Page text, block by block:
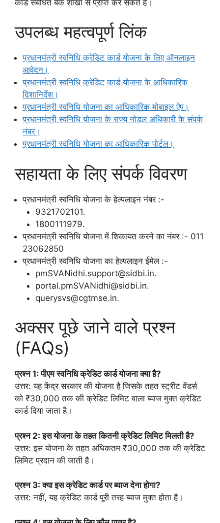
कार्ड संबंधित बैंक शाखा से प्राप्त कर सकते हैं।
उपलब्ध महत्वपूर्ण लिंक
प्रधानमंत्री स्वनिधि क्रेडिट कार्ड योजना के लिए ऑनलाइन
आवेदन।
प्रधानमंत्री स्वनिधि क्रेडिट कार्ड योजना के आधिकारिक
दिशानिर्देश।
प्रधानमंत्री स्वनिधि योजना का आधिकारिक मोबाइल ऐप।
प्रधानमंत्री स्वनिधि योजना के राज्य नोडल अधिकारी के संपर्क
नंबर।
प्रधानमंत्री स्वनिधि योजना का आधिकारिक पोर्टल।
सहायता के लिए संपर्क विवरण
प्रधानमंत्री स्वनिधि योजना के हेल्पलाइन नंबर :-
9321702101.
1800111979.
प्रधानमंत्री स्वनिधि योजना में शिकायत करने का नंबर :- 011
23062850
प्रधानमंत्री स्वनिधि योजना का हेल्पलाइन ईमेल :-
pmSVANidhi.support@sidbi.in.
portal.pmSVANidhi@sidbi.in.
querysvs@cgtmse.in.
अक्सर पूछे जाने वाले प्रश्न
(FAQs)
प्रश्न 1: पीएम स्वनिधि क्रेडिट कार्ड योजना क्या है?
उत्तर: यह केंद्र सरकार की योजना है जिसके तहत स्ट्रीट वेंडर्स
को ₹30,000 तक की क्रेडिट लिमिट वाला ब्याज मुक्त क्रेडिट
कार्ड दिया जाता है।
प्रश्न 2: इस योजना के तहत कितनी क्रेडिट लिमिट मिलती है?
उत्तर: इस योजना के तहत अधिकतम ₹30,000 तक की क्रेडिट
लिमिट प्रदान की जाती है।
प्रश्न 3: क्या इस क्रेडिट कार्ड पर ब्याज देना होगा?
उत्तर: नहीं, यह क्रेडिट कार्ड पूरी तरह ब्याज मुक्त होता है।